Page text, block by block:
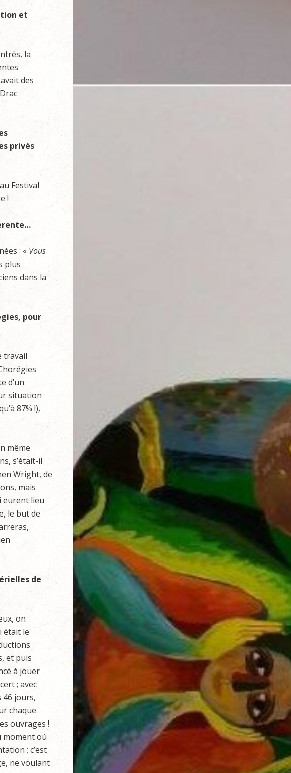
et
la
des
privés
Festival
!
: « Vous
plus
dans la
pour
travail
d’un
situation
87% !),
même
s’était-il
Wright, de
mais
eurent lieu
le but de
de
on
était le
et puis
à jouer
; avec
46 jours,
chaque
ouvrages !
moment où
; c’est
ne voulant